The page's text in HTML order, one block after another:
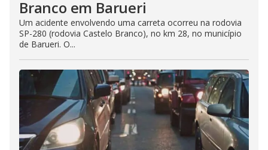
Branco em Barueri
Um acidente envolvendo uma carreta ocorreu na rodovia
SP-280 (rodovia Castelo Branco), no km 28, no município
de Barueri. O...